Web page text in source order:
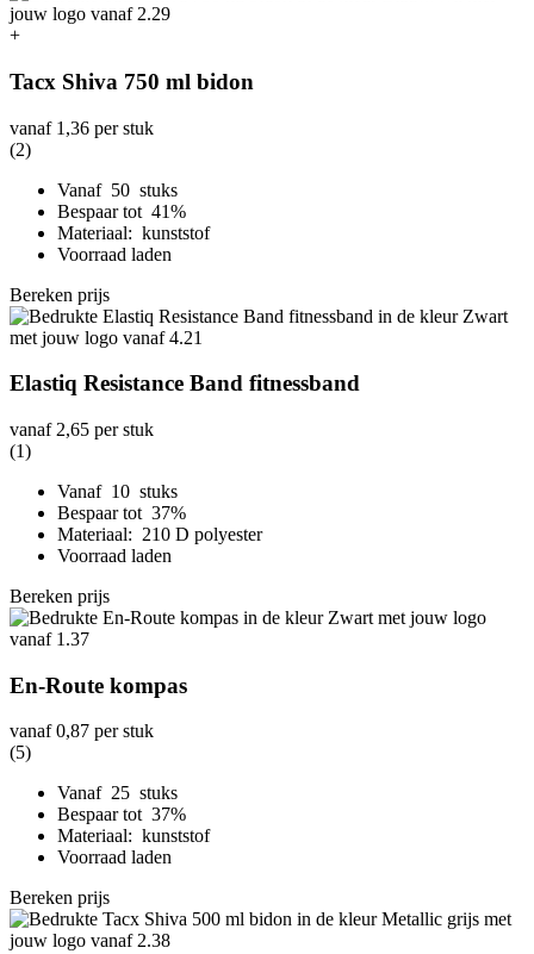
+
Tacx Shiva 750 ml bidon
vanaf 1,36 per stuk
(2)
Vanaf 50 stuks
Bespaar tot 41%
Materiaal: kunststof
Voorraad laden
Bereken prijs
Elastiq Resistance Band fitnessband
vanaf 2,65 per stuk
(1)
Vanaf 10 stuks
Bespaar tot 37%
Materiaal: 210 D polyester
Voorraad laden
Bereken prijs
En-Route kompas
vanaf0,87 per stuk
(5)
Vanaf 25 stuks
Bespaar tot 37%
Materiaal: kunststof
Voorraad laden
Bereken prijs